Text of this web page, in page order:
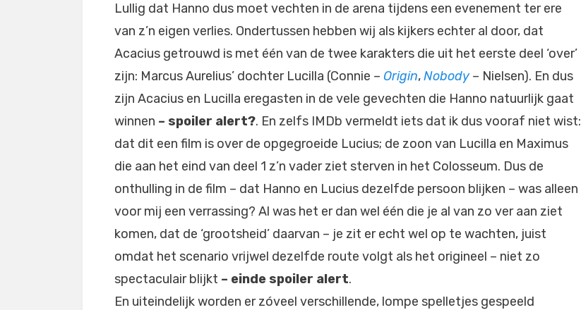
Lullig dat Hanno dus moet vechten in de arena tijdens een evenement ter ere
van z’n eigen verlies. Ondertussen hebben wij als kijkers echter al door, dat
Acacius getrouwd is met één van de twee karakters die uit het eerste deel ‘over’
zijn: Marcus Aurelius’ dochter Lucilla (Connie – Origin,Nobody– Nielsen). En dus
zijn Acacius en Lucilla eregasten in de vele gevechten die Hanno natuurlijk gaat
winnen – spoiler alert?. En zelfs IMDb vermeldt iets dat ik dus vooraf niet wist:
dat dit een film is over de opgegroeide Lucius; de zoon van Lucilla en Maximus
die aan het eind van deel 1 z’n vader ziet sterven in het Colosseum. Dus de
onthulling in de film – dat Hanno en Lucius dezelfde persoon blijken – was alleen
voor mij een verrassing? Al was het er dan wel één die je al van zo ver aan ziet
komen, dat de ‘grootsheid’ daarvan – je zit er echt wel op te wachten, juist
omdat het scenario vrijwel dezelfde route volgt als het origineel – niet zo
spectaculair blijkt – einde spoiler alert.
En uiteindelijk worden er zóveel verschillende, lompe spelletjes gespeeld